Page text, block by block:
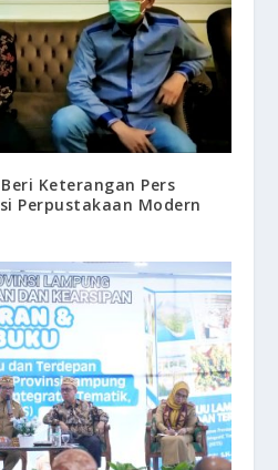
Keterangan Pers
Perpustakaan Modern